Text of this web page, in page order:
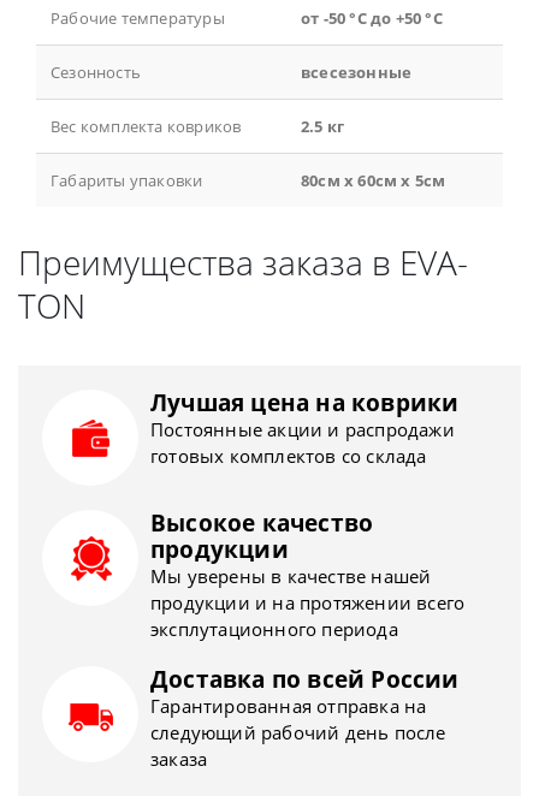
Рабочие температуры от -50 °С до +50 °С
Сезонность всесезонные
Вес комплекта ковриков 2.5 кг
Габариты упаковки 80см x 60см x 5см
Преимущества заказа в EVA-
TON
Лучшая цена на коврики
Постоянные акции и распродажи
готовых комплектов со склада
Высокое качество
продукции
Мы уверены в качестве нашей
продукции и на протяжении всего
эксплутационного периода
Доставка по всей России
Гарантированная отправка на
следующий рабочий день после
заказа